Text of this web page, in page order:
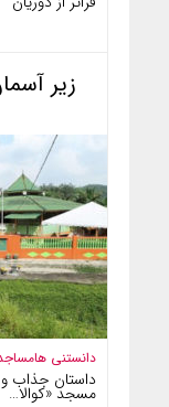
زیر
دانستنی ها
داستان جذاب و
مسجد «کوالا…